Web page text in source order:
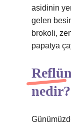
asidinin
gelen
brokoli,
papatya
nedir?